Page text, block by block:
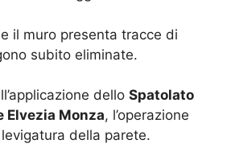
il muro presenta tracce di
subito eliminate.
dello Spatolato
Elvezia Monza, l’operazione
della parete.